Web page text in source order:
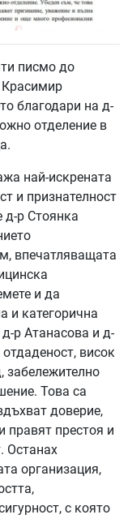
писмо до
благодари на д-
отделение в
най-искрената
и признателност
р Стоянка
впечатляващата
и да
и категорична
р Атанасова и д-
висок
забележително
Това са
доверие,
правят престоя и
Останах
организация,
с която